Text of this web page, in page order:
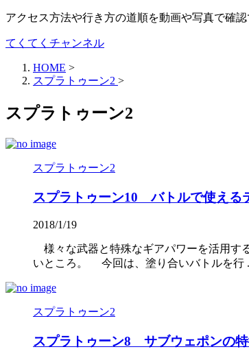
アクセス方法や行き方の道順を動画や写真で確
てくてくチャンネル
HOME >
スプラトゥーン2 >
スプラトゥーン2
スプラトゥーン2
スプラトゥーン10 バトルで使える
2018/1/19
様々な武器と特殊なギアパワーを活用す
いところ。 今回は、塗り合いバトルを行
スプラトゥーン2
スプラトゥーン8 サブウェポンの特